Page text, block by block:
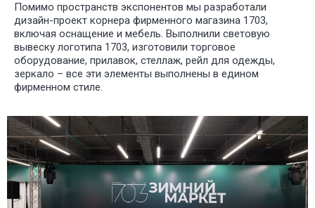
Помимо пространств экспонентов мы разработали
дизайн-проект корнера фирменного магазина 1703,
включая оснащение и мебель. Выполнили световую
вывеску логотипа 1703, изготовили торговое
оборудование, прилавок, стеллаж, рейл для одежды,
зеркало – все эти элементы выполнены в едином
фирменном стиле.